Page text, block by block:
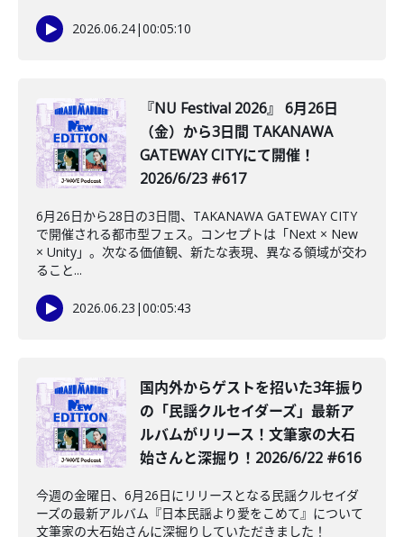
2026.06.24|00:05:10
『NU Festival 2026』 6月26日
（金）から3日間 TAKANAWA
GATEWAY CITYにて開催！
2026/6/23 #617
6月26日から28日の3日間、TAKANAWA GATEWAY CITY
で開催される都市型フェス。コンセプトは「Next × New
× Unity」。次なる価値観、新たな表現、異なる領域が交わ
ること...
2026.06.23 |00:05:43
️国内外からゲストを招いた3年振り
の「民謡クルセイダーズ」最新ア
ルバムがリリース！文筆家の大石
始さんと深掘り！2026/6/22 #616
今週の金曜日、6月26日にリリースとなる民謡クルセイダ
ーズの最新アルバム『日本民謡より愛をこめて』について
文筆家の大石始さんに深掘りしていただきました！